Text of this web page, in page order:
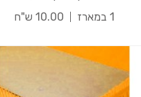
1 במארז 10.00 ש"ח